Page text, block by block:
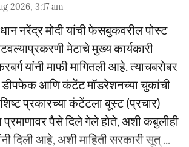
2026, 3:17 am
नरेंद्र मोदी यांची फेसबुकवरील पोस्ट
मेटाचे मुख्य कार्यकारी
यांनी माफी मागितली आहे. त्याचबरोबर
डीपफेक आणि कंटेंट मॉडरेशनच्या चुकांची
प्रकारच्या कंटेंटला बूस्ट (प्रचार)
प्रमाणावर पैसे दिले गेले होते, अशी कबुलीही
दिली आहे, अशी माहिती सरकारी सूत् ...